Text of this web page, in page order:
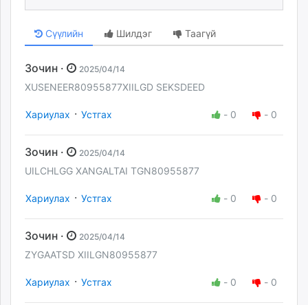
Сүүлийн Шилдэг Таагүй
Зочин · 2025/04/14
XUSENEER80955877XIILGD SEKSDEED
Хариулах · Устгах - 0 - 0
Зочин · 2025/04/14
UILCHLGG XANGALTAI TGN80955877
Хариулах · Устгах - 0 - 0
Зочин · 2025/04/14
ZYGAATSD XIILGN80955877
Хариулах · Устгах - 0 - 0